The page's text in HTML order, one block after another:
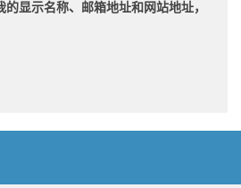
显示名称、邮箱地址和网站地址，